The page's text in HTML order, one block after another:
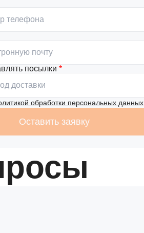
посылки
доставки
обработки персональных данных
Оставить заявку